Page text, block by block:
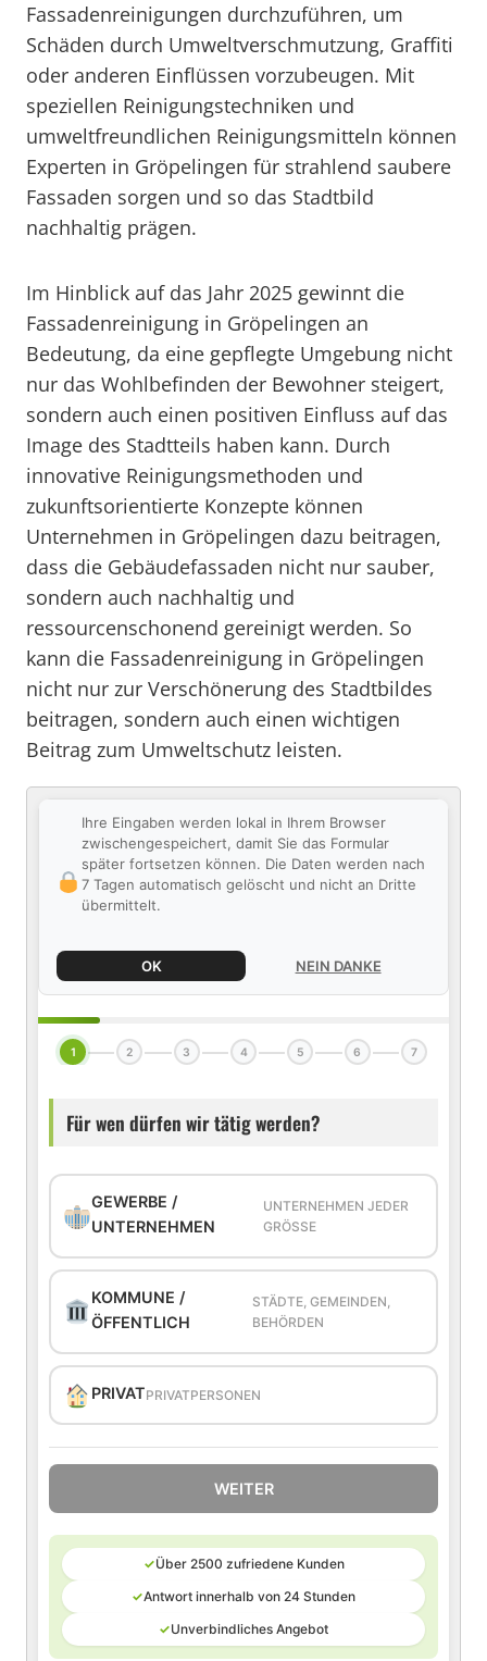
Fassadenreinigungen durchzuführen, um
Schäden durch Umweltverschmutzung, Graffiti
oder anderen Einflüssen vorzubeugen. Mit
speziellen Reinigungstechniken und
umweltfreundlichen Reinigungsmitteln können
Experten in Gröpelingen für strahlend saubere
Fassaden sorgen und so das Stadtbild
nachhaltig prägen.
Im Hinblick auf das Jahr 2025 gewinnt die
Fassadenreinigung in Gröpelingen an
Bedeutung, da eine gepflegte Umgebung nicht
nur das Wohlbefinden der Bewohner steigert,
sondern auch einen positiven Einfluss auf das
Image des Stadtteils haben kann. Durch
innovative Reinigungsmethoden und
zukunftsorientierte Konzepte können
Unternehmen in Gröpelingen dazu beitragen,
dass die Gebäudefassaden nicht nur sauber,
sondern auch nachhaltig und
ressourcenschonend gereinigt werden. So
kann die Fassadenreinigung in Gröpelingen
nicht nur zur Verschönerung des Stadtbildes
beitragen, sondern auch einen wichtigen
Beitrag zum Umweltschutz leisten.
Ihre Eingaben werden lokal in Ihrem Browser
zwischengespeichert, damit Sie das Formular
später fortsetzen können. Die Daten werden nach
7 Tagen automatisch gelöscht und nicht an Dritte
übermittelt.
OK NEIN DANKE
1 2 3 4 5 6 7
Für wen dürfen wir tätig werden?
GEWERBE /
UNTERNEHMEN
UNTERNEHMEN JEDER
GRÖSSE
KOMMUNE /
ÖFFENTLICH
STÄDTE, GEMEINDEN,
BEHÖRDEN
PRIVATPRIVATPERSONEN
WEITER
✓Über 2500 zufriedene Kunden
✓Antwort innerhalb von 24 Stunden
✓Unverbindliches Angebot